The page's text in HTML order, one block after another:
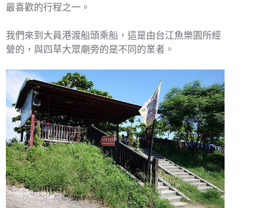
最喜歡的行程之一。
我們來到大員港渡船頭乘船，這是由台江魚樂園所經
營的，與四草大眾廟旁的是不同的業者。